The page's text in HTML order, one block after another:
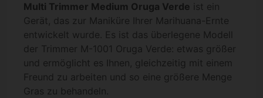
Multi Trimmer Medium Oruga Verde ist ein
Gerät, das zur Maniküre Ihrer Marihuana-Ernte
entwickelt wurde. Es ist das überlegene Modell
der Trimmer M-1001 Oruga Verde: etwas größer
und ermöglicht es Ihnen, gleichzeitig mit einem
Freund zu arbeiten und so eine größere Menge
Gras zu behandeln.